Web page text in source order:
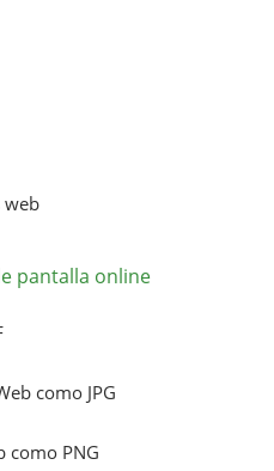
web
pantalla online
como JPG
como PNG